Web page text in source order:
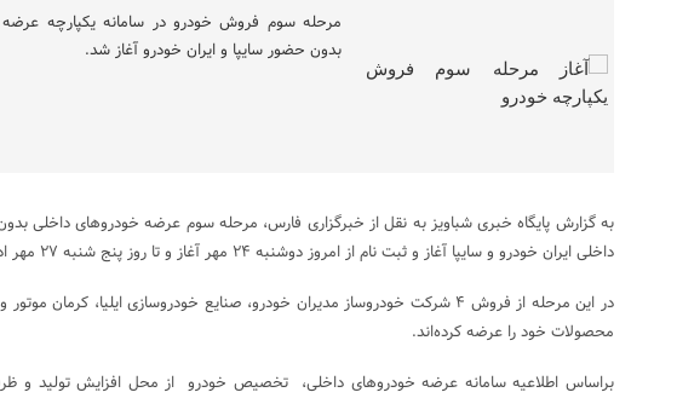
مرحله سوم فروش خودرو در سامانه یکپارچه
بدون حضور سایپا و ایران خودرو آغاز شد.
به گزارش پایگاه خبری شباویز به نقل از خبرگزاری فارس، مرحله سوم عرضه خودروهای داخلی
داخلی ایران خودرو و سایپا آغاز و ثبت نام از امروز دوشنبه ۲۴ مهر آغاز و تا روز پنج شنبه ۲۷ مهر ادامه دارد.
در این مرحله از فروش ۴ شرکت خودروساز مدیران خودرو، صنایع خودروسازی ایلیا، کرمان
محصولات خود را عرضه کرده‌اند.
براساس اطلاعیه سامانه عرضه خودروهای داخلی، تخصیص خودرو از محل افزایش تولید و